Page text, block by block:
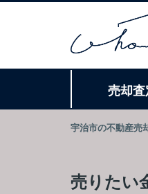
売却査
宇治市の不動産売
売りたい